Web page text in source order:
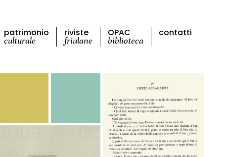
patrimonio
culturale
riviste
friulane
OPAC
biblioteca
contatti